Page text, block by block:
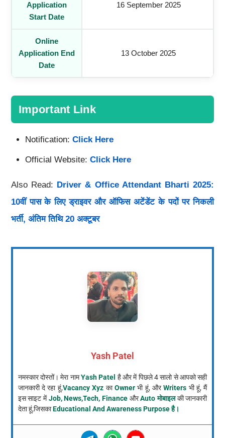
Application
Start Date
16 September 2025
Online
Application End
Date
13 October 2025
Important Link
Notification: Click Here
Official Website: Click Here
Also Read: Driver & Office Attendant Bharti 2025:
10वीं पास के लिए ड्राइवर और ऑफिस अटेंडेंट के पदों पर निकली
भर्ती, अंतिम तिथि 20 अक्टूबर
Yash Patel
नमस्कार दोस्तों। मेरा नामYash Patel है और में पिछले 4 सालो से आपको सही
जानकारी दे रहा हूं,Vacancy Xyz काOwnerभी हूं, औरWriters भी हूं, मैं
इस साइट मेंJob, News,Tech, Finance औरAuto मोबाइलकी जानकारी
देता हूं,जिसकाEducational And Awareness Purpose है।